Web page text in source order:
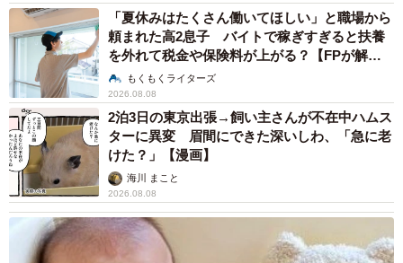
運動するメリット（提供画像）
【1位：メンタルにいい影響がある】
▽継続的に行うことで、自己を律する力がつくと思う（37
歳男性）
▽気分転換になってリフレッシュできる（42歳女性）
▽達成感を得られ、「よくやったな」と自分を褒められる
「夏休みはたくさん働いてほしい」と職場から
頼まれた高2息子 バイトで稼ぎすぎると扶養
を外れて税金や保険料が上がる？【FPが解
説】もくもくライターズ
2026.08.08
2泊3日の東京出張→飼い主さんが不在中ハムス
ターに異変 眉間にできた深いしわ、「急に老
けた？」【漫画】
海川 まこと
2026.08.08